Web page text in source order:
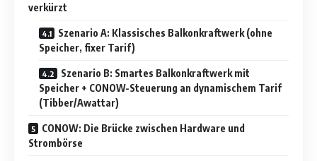
verkürzt
Szenario A: Klassisches Balkonkraftwerk (ohne
Speicher, fixer Tarif)
Szenario B: Smartes Balkonkraftwerk mit
Speicher + CONOW-Steuerung an dynamischem Tarif
(Tibber/Awattar)
CONOW: Die Brücke zwischen Hardware und
Strombörse